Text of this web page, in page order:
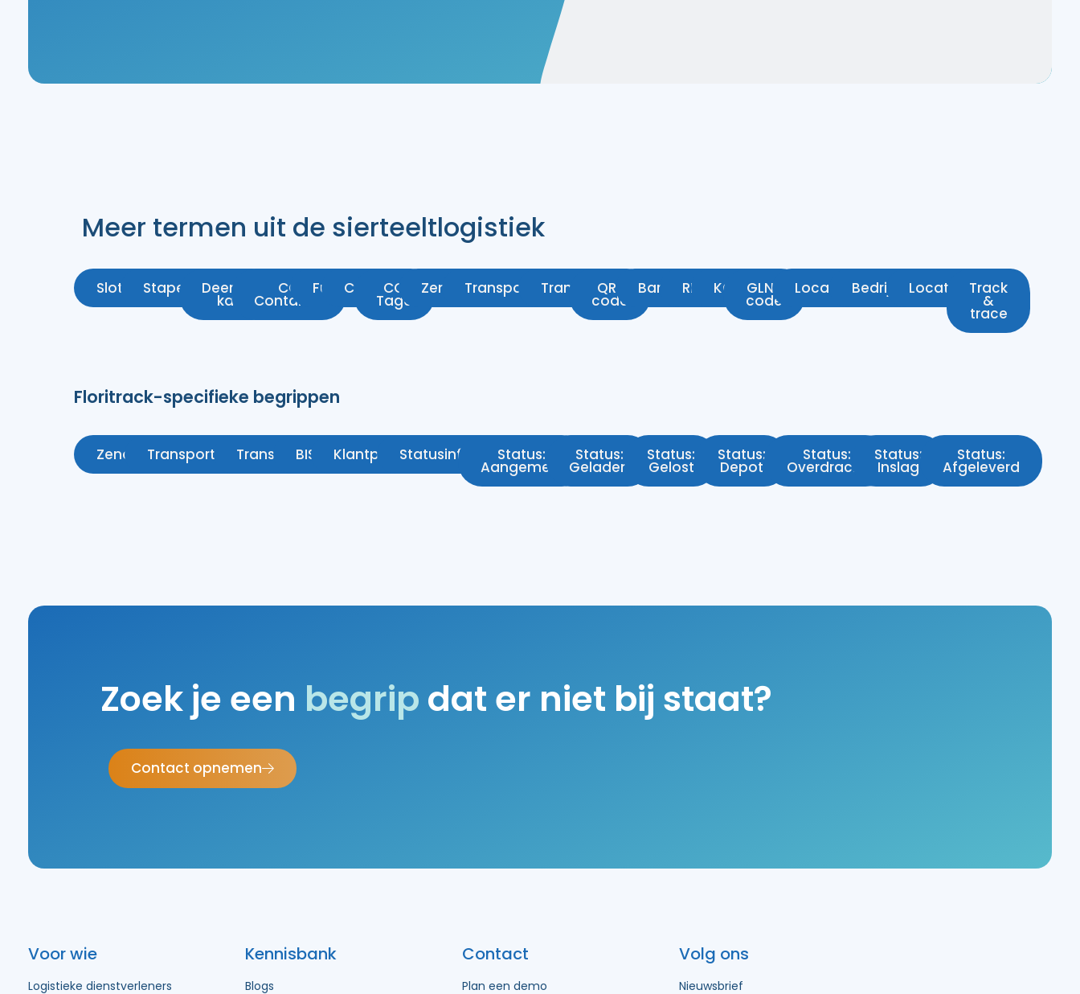
Meer termen uit de sierteeltlogistiek
SlotplaatStapelwagen
Deense
kar
CC
Container
Fust Colli CC
Tag6
ZendingTransportopdracht
Transactie
QR-
code
BarcodeRFID KOA GLN-
code
LocatiecodeBedrijfscodeLocatiebordje
Track
&
trace
Floritrack-specifieke begrippen
ZendingTransportopdrachtTransactie
BISIT KlantportaalStatusinformatieStatus:
Aangemeld
Status:
Geladen
Status:
Gelost
Status:
Depot
Status:
Overdracht
Status:
Inslag
Status:
Afgeleverd
Zoek je een begrip dat er niet bij staat?
Contact opnemen
Voor wie
Logistieke dienstverleners
Kennisbank
Blogs
Contact
Plan een demo
Volg ons
Nieuwsbrief